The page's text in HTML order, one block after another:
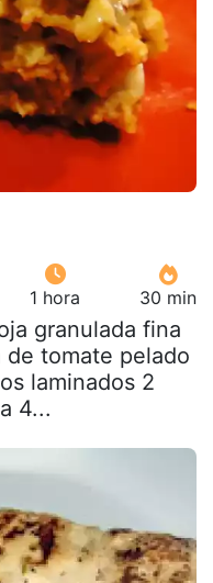
1 hora 30 min
granulada fina
de tomate pelado
laminados 2
4...